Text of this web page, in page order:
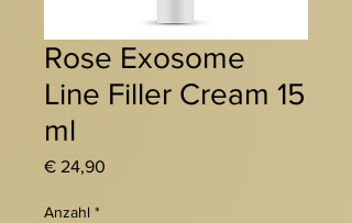
Rose Exosome
Line Filler Cream 15
ml
€ 24,90
Anzahl *